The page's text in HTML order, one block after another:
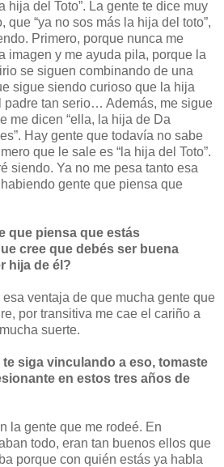
hija del Toto”. La gente te dice muy
que “ya no sos más la hija del toto”,
Primero, porque nunca me
imagen y me ayuda pila, porque la
se siguen combinando de una
sigue siendo curioso que la hija
padre tan serio… Además, me sigue
me dicen “ella, la hija de Da
Hay gente que todavía no sabe
que le sale es “la hija del Toto”.
siendo. Ya no me pesa tanto esa
gente que piensa que
que piensa que estás
cree que debés ser buena
hija de él?
ventaja de que mucha gente que
por transitiva me cae el cariño a
suerte.
siga vinculando a eso, tomaste
en estos tres años de
la gente que me rodeé. En
todo, eran tan buenos ellos que
porque con quién estás ya habla